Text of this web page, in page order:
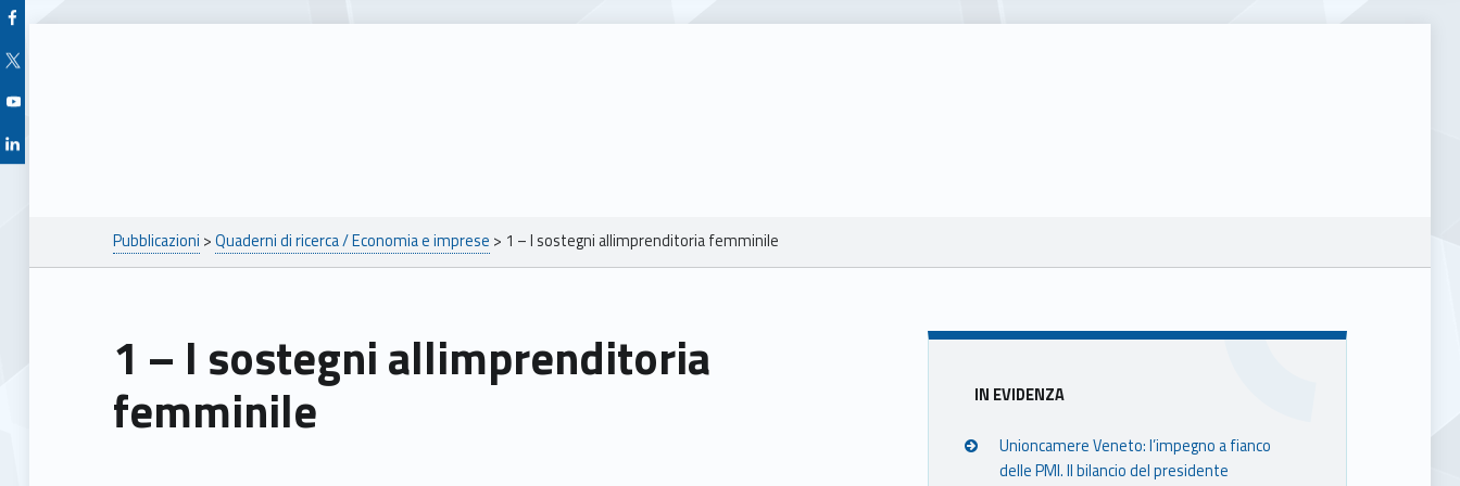
Facebook Unioncamere Veneto
Twitter Unioncamere Veneto
Youtube Unioncamere Veneto
Linkedin Unioncamere Veneto
Breadcrumbs navigation
Pubblicazioni >Quaderni di ricerca / Economia e imprese > 1 – I sostegni allimprenditoria femminile
1 – I sostegni allimprenditoria
femminile Sidebar
IN EVIDENZA
Unioncamere Veneto: l’impegno a fianco
delle PMI. Il bilancio del presidente